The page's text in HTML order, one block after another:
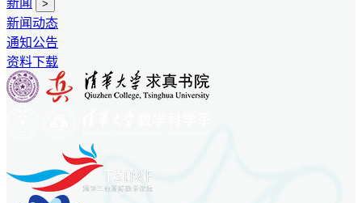
>
新闻动态
通知公告
资料下载